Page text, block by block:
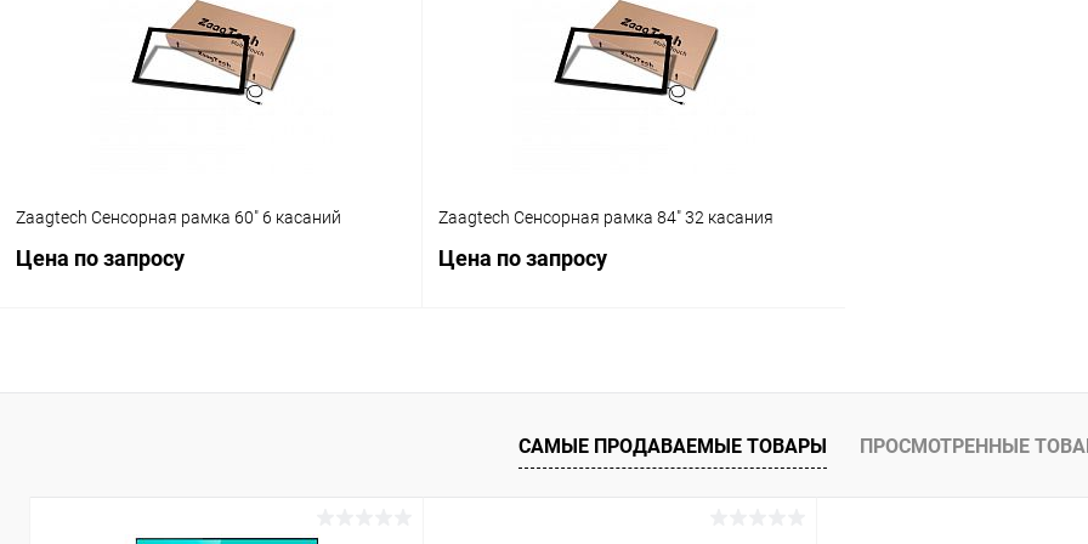
Купить в 1 клик Сравнение
Под заказ
Купить в 1 клик Сравнение
Под заказ
Zaagtech Сенсорная рамка 60" 6 касаний
Цена по запросу
Запросить цену
В избранное Под заказ
Zaagtech Сенсорная рамка 84" 32 касания
Цена по запросу
Запросить цену
Купить в 1 клик Сравнение
В избранное Под заказ
САМЫЕ ПРОДАВАЕМЫЕ ТОВАРЫ ПРОСМОТРЕННЫЕ